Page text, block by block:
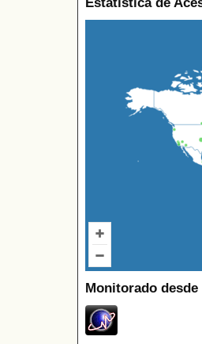
Monitorado desde